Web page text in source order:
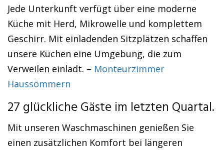
Jede Unterkunft verfügt über eine moderne
Küche mit Herd, Mikrowelle und komplettem
Geschirr. Mit einladenden Sitzplätzen schaffen
unsere Küchen eine Umgebung, die zum
Verweilen einlädt. – Monteurzimmer
Haussömmern
27 glückliche Gäste im letzten Quartal.
Mit unseren Waschmaschinen genießen Sie
einen zusätzlichen Komfort bei längeren